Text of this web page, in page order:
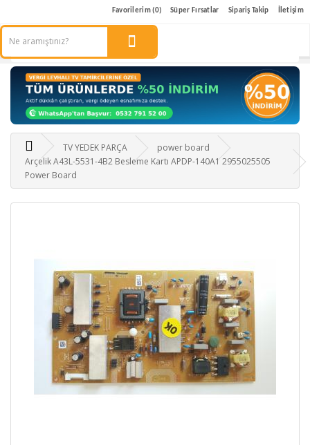
Favorilerim (0) Süper Fırsatlar Sipariş Takip İletişim
TV YEDEK PARÇA
power board
Arçelik A43L-5531-4B2 Besleme Kartı APDP-140A1 2955025505
Power Board